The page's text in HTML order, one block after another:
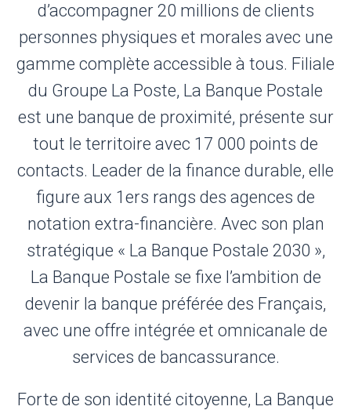
d’accompagner 20 millions de clients
personnes physiques et morales avec une
gamme complète accessible à tous. Filiale
du Groupe La Poste, La Banque Postale
est une banque de proximité, présente sur
tout le territoire avec 17 000 points de
contacts. Leader de la finance durable, elle
figure aux 1ers rangs des agences de
notation extra-financière. Avec son plan
stratégique « La Banque Postale 2030 »,
La Banque Postale se fixe l’ambition de
devenir la banque préférée des Français,
avec une offre intégrée et omnicanale de
services de bancassurance.
Forte de son identité citoyenne, La Banque